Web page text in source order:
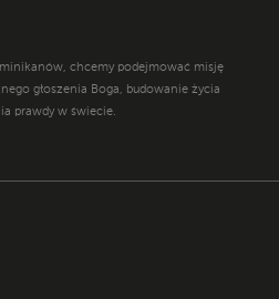
chcemy podejmować misję
głoszenia Boga, budowanie życia
prawdy w świecie.